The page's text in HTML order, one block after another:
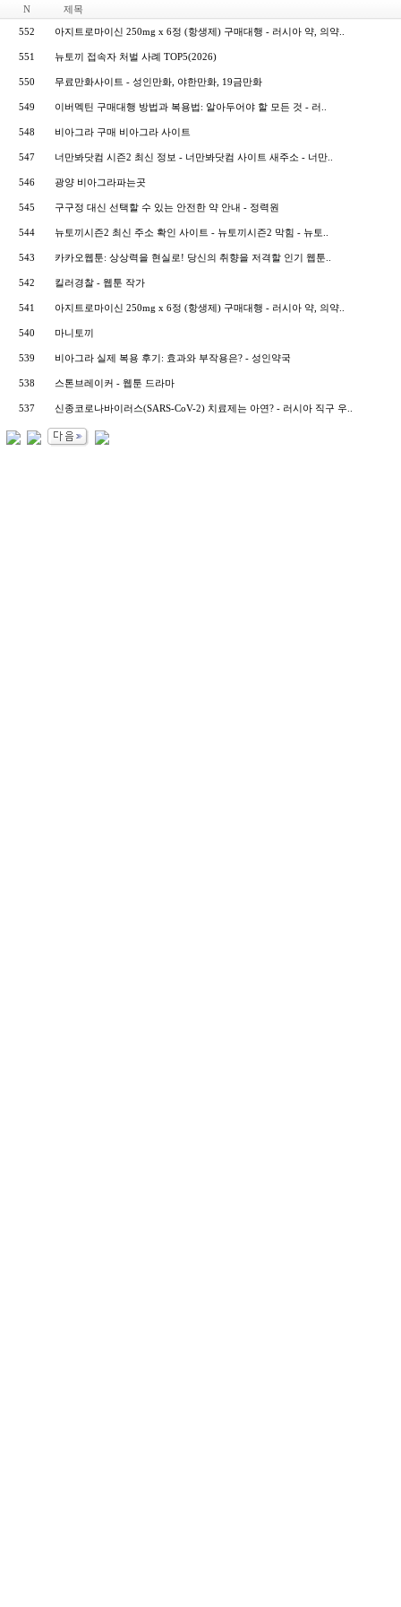
N 제목
552 아지트로마이신 250mg x 6정 (항생제) 구매대행 - 러시아 약, 의약..
551 뉴토끼 접속자 처벌 사례 TOP5(2026)
550 무료만화사이트 - 성인만화, 야한만화, 19금만화
549 이버멕틴 구매대행 방법과 복용법: 알아두어야 할 모든 것 - 러..
548 비아그라 구매 비아그라 사이트
547 너만봐닷컴 시즌2 최신 정보 - 너만봐닷컴 사이트 새주소 - 너만..
546 광양 비아그라파는곳
545 구구정 대신 선택할 수 있는 안전한 약 안내 - 정력원
544 뉴토끼시즌2 최신 주소 확인 사이트 - 뉴토끼시즌2 막힘 - 뉴토..
543 카카오웹툰: 상상력을 현실로! 당신의 취향을 저격할 인기 웹툰..
542 킬러경찰 - 웹툰 작가
541 아지트로마이신 250mg x 6정 (항생제) 구매대행 - 러시아 약, 의약..
540 마니토끼
539 비아그라 실제 복용 후기: 효과와 부작용은? - 성인약국
538 스톤브레이커 - 웹툰 드라마
537 신종코로나바이러스(SARS-CoV-2) 치료제는 아연? - 러시아 직구 우..